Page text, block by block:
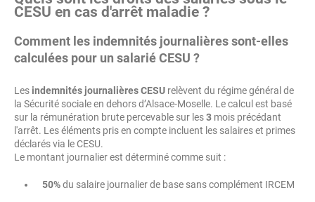
CESU en cas d'arrêt maladie ?
Comment les indemnités journalières sont-elles
calculées pour un salarié CESU ?
Les indemnités journalières CESU relèvent du régime général de
la Sécurité sociale en dehors d’Alsace-Moselle. Le calcul est basé
sur la rémunération brute percevable sur les3 mois précédant
l'arrêt. Les éléments pris en compte incluent les salaires et primes
déclarés via le CESU.
Le montant journalier est déterminé comme suit :
50%du salaire journalier de base sans complément IRCEM